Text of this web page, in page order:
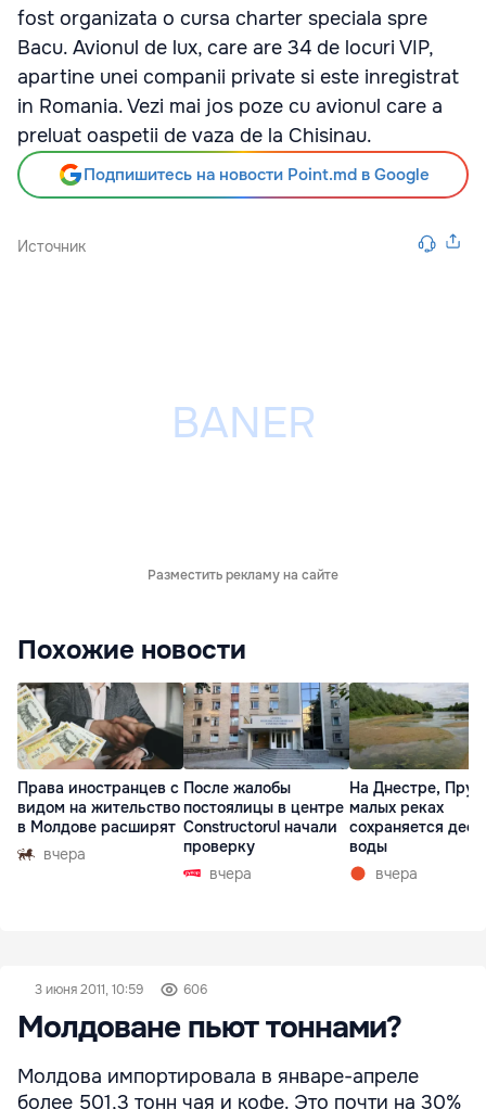
fost organizata o cursa charter speciala spre
Bacu. Avionul de lux, care are 34 de locuri VIP,
apartine unei companii private si este inregistrat
in Romania. Vezi mai jos poze cu avionul care a
preluat oaspetii de vaza de la Chisinau.
Подпишитесь на новости Point.md в Google
Источник
Разместить рекламу на сайте
Похожие новости
Права иностранцев с
видом на жительство
в Молдове расширят
вчера
После жалобы
постоялицы в центре
Constructorul начали
проверку
вчера
На Днестре,
малых реках
сохраняется
воды
вчера
3 июня 2011, 10:59 606
Молдоване пьют тоннами?
Молдова импортировала в январе-апреле
более 501,3 тонн чая и кофе. Это почти на 30%